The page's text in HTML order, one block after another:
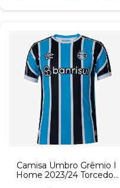
Camisa Umbro Grêmio I
Home 2023/24 Torcedor